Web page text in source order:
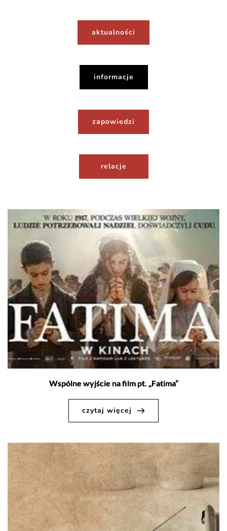
aktualności
informacje
zapowiedzi
relacje
Wspólne wyjście na film pt. „Fatima”
czytaj więcej